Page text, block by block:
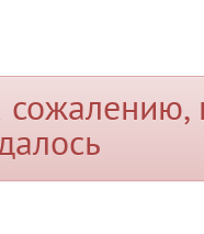
сожалению,